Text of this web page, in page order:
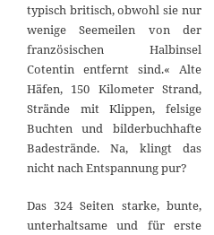
typisch britisch, obwohl sie nur
wenige Seemeilen von der
französischen Halbinsel
Cotentin entfernt sind.« Alte
Häfen, 150 Kilometer Strand,
Strände mit Klippen, felsige
Buchten und bilderbuchhafte
Badestrände. Na, klingt das
nicht nach Entspannung pur?
Das 324 Seiten starke, bunte,
unterhaltsame und für erste